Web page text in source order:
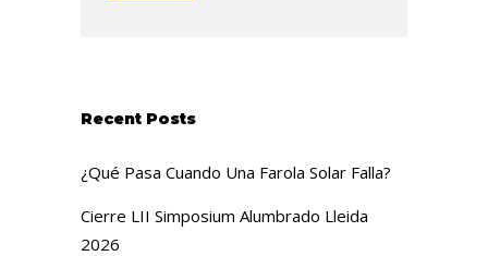
Recent Posts
¿Qué Pasa Cuando Una Farola Solar Falla?
Cierre LII Simposium Alumbrado Lleida
2026